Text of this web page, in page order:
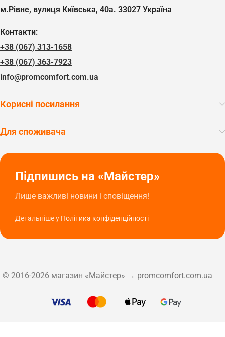
м.Рівне, вулиця Київська, 40а. 33027 Україна
Контакти:
+38 (067) 313-1658
+38 (067) 363-7923
info@promcomfort.com.ua
Корисні посилання
Для споживача
Підпишись на «Майстер»
Лише важливі новини і сповіщення!
Детальніше у Політика конфіденційності
© 2016-2026 магазин «Майстер» → promcomfort.com.ua